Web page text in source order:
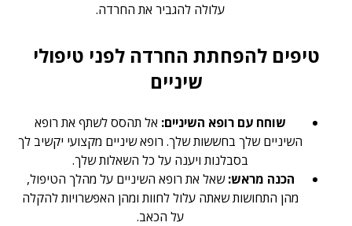
עלולה להגביר את החרדה.
טיפים להפחתת החרדה לפני טיפולי
שיניים
שוחח עם רופא השיניים: אל תהסס לשתף את רופא
השיניים שלך בחששות שלך. רופא שיניים מקצועי יקשיב לך
בסבלנות ויענה על כל השאלות שלך.
הכנה מראש:שאל את רופא השיניים על מהלך הטיפול,
מהן התחושות שאתה עלול לחוות ומהן האפשרויות להקלה
על הכאב.